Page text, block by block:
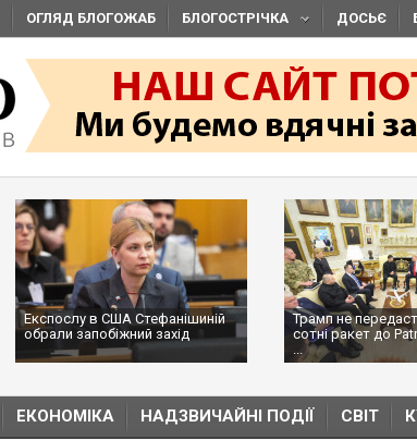
ОГЛЯД БЛОГОЖАБ БЛОГОСТРІЧКА ДОСЬЄ
Експослу в США Стефанішиній
обрали запобіжний захід
Трамп не
сотні ракет до
...
ЕКОНОМІКА НАДЗВИЧАЙНІ ПОДІЇ СВІТ